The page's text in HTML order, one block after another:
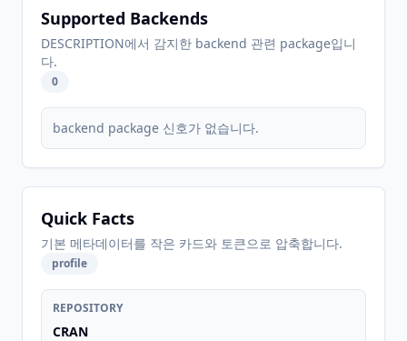
Supported Backends
DESCRIPTION에서 감지한 backend 관련 package입니
다.
0
backend package 신호가 없습니다.
Quick Facts
기본 메타데이터를 작은 카드와 토큰으로 압축합니다.
profile
REPOSITORY
CRAN